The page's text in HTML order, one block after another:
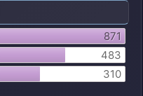
871
483
310